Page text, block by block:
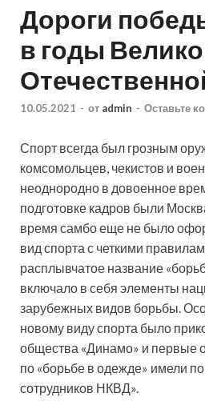
Дороги
в годы
10.05.2021 - от admin - Оставьте
Спорт всегда был грозным
комсомольцев, чекистов и
неоднородно в довоенное
подготовке кадров были
время самбо еще не было
вид спорта с четкими
расплывчатое название
включало в себя элементы
зарубежных видов борьбы.
новому виду спорта было
общества «Динамо» и
по «борьбе в одежде» имели
сотрудников НКВД».